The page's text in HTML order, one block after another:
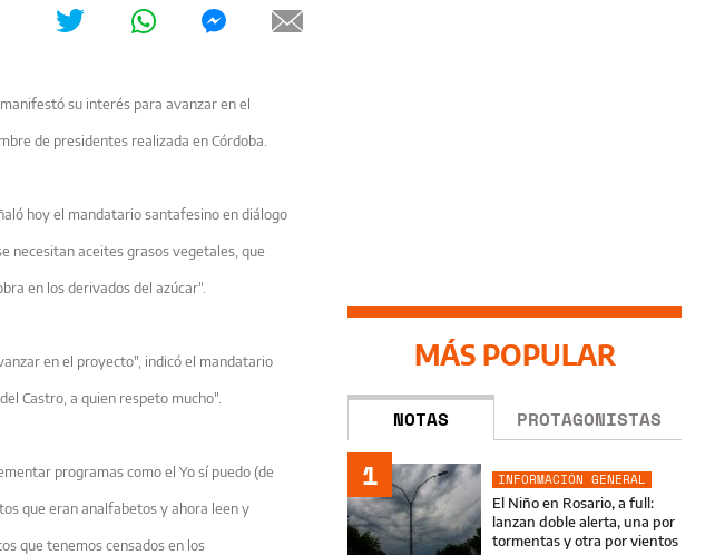
su interés para avanzar en el
de presidentes realizada en Córdoba.
hoy el mandatario santafesino en diálogo
necesitan aceites grasos vegetales, que
en los derivados del azúcar".
en el proyecto", indicó el mandatario
Castro, a quien respeto mucho".
programas como el Yo sí puedo (de
que eran analfabetos y ahora leen y
que tenemos censados en los
MÁS POPULAR
NOTAS PROTAGONISTAS
1
INFORMACIÓN GENERAL
El Niño en Rosario, a full:
lanzan doble alerta, una por
tormentas y otra por vientos